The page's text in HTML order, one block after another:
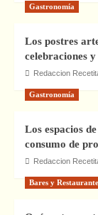
Gastronomía
Los postres
celebraciones
Redaccion
Gastronomía
Los espacios
consumo de
Redaccion
Bares y